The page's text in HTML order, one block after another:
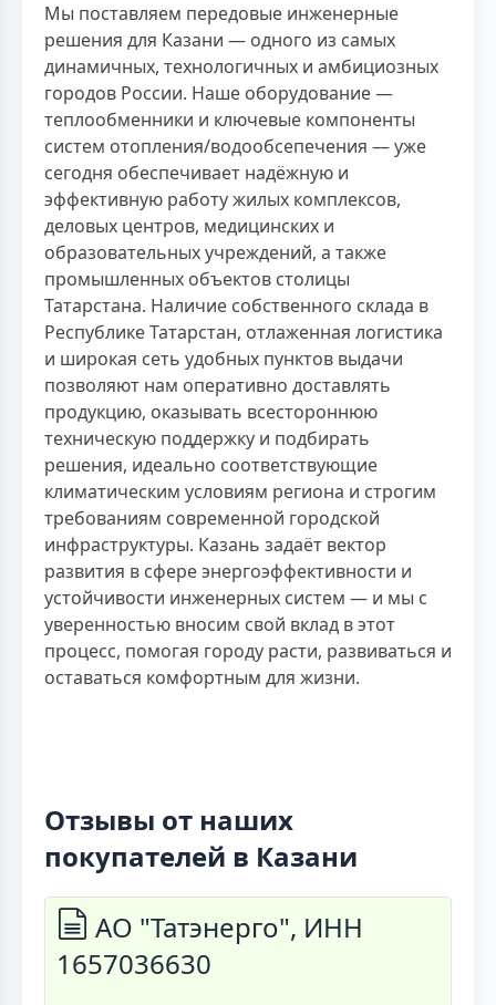
Мы поставляем передовые инженерные
решения для Казани — одного из самых
динамичных, технологичных и амбициозных
городов России. Наше оборудование —
теплообменники и ключевые компоненты
систем отопления/водообсепечения — уже
сегодня обеспечивает надёжную и
эффективную работу жилых комплексов,
деловых центров, медицинских и
образовательных учреждений, а также
промышленных объектов столицы
Татарстана. Наличие собственного склада в
Республике Татарстан, отлаженная логистика
и широкая сеть удобных пунктов выдачи
позволяют нам оперативно доставлять
продукцию, оказывать всестороннюю
техническую поддержку и подбирать
решения, идеально соответствующие
климатическим условиям региона и строгим
требованиям современной городской
инфраструктуры. Казань задаёт вектор
развития в сфере энергоэффективности и
устойчивости инженерных систем — и мы с
уверенностью вносим свой вклад в этот
процесс, помогая городу расти, развиваться и
оставаться комфортным для жизни.
Отзывы от наших
покупателей в Казани
АО "Татэнерго", ИНН
1657036630